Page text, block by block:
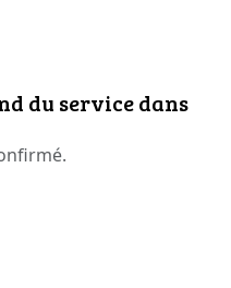
du service dans